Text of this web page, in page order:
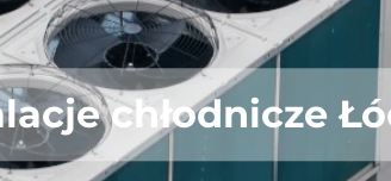
chłodnicze